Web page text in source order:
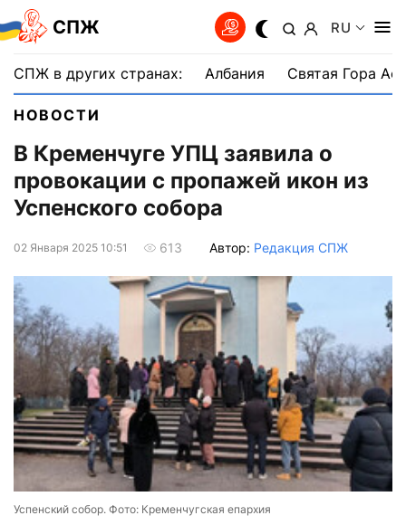
СПЖ RU
СПЖ в других странах: Албания Святая Гора
НОВОСТИ
В Кременчуге УПЦ заявила о
провокации с пропажей икон из
Успенского собора
02 Января 2025 10:51 613 Автор: Редакция СПЖ
Успенский собор. Фото: Кременчугская епархия